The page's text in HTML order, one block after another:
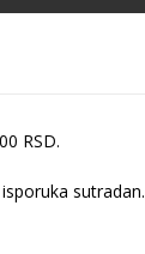
RSD.
sutradan.